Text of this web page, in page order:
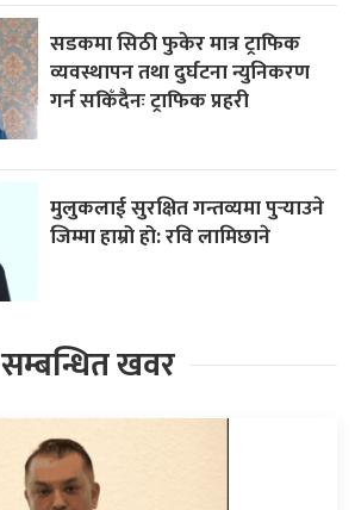
सडकमा सिठी फुकेर मात्र ट्राफिक
व्यवस्थापन तथा दुर्घटना न्युनिकरण
गर्न सकिँदैनः ट्राफिक प्रहरी
मुलुकलाई सुरक्षित गन्तव्यमा पुर्‍याउने
जिम्मा हाम्रो हो: रवि लामिछाने
सम्बन्धित खवर